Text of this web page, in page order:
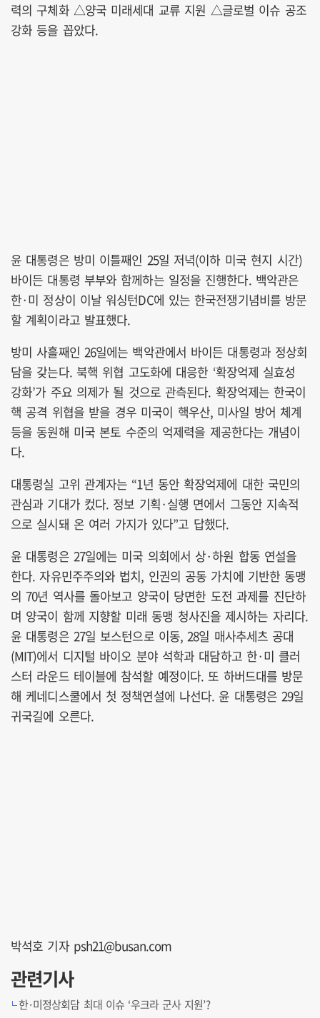
력의 구체화 △양국 미래세대 교류 지원 △글로벌 이슈 공조
강화 등을 꼽았다.
윤 대통령은 방미 이틀째인 25일 저녁(이하 미국 현지 시간)
바이든 대통령 부부와 함께하는 일정을 진행한다. 백악관은
한·미 정상이 이날 워싱턴DC에 있는 한국전쟁기념비를 방문
할 계획이라고 발표했다.
방미 사흘째인 26일에는 백악관에서 바이든 대통령과 정상회
담을 갖는다. 북핵 위협 고도화에 대응한 ‘확장억제 실효성
강화’가 주요 의제가 될 것으로 관측된다. 확장억제는 한국이
핵 공격 위협을 받을 경우 미국이 핵우산, 미사일 방어 체계
등을 동원해 미국 본토 수준의 억제력을 제공한다는 개념이
다.
대통령실 고위 관계자는 “1년 동안 확장억제에 대한 국민의
관심과 기대가 컸다. 정보 기획·실행 면에서 그동안 지속적
으로 실시돼 온 여러 가지가 있다”고 답했다.
윤 대통령은 27일에는 미국 의회에서 상·하원 합동 연설을
한다. 자유민주주의와 법치, 인권의 공동 가치에 기반한 동맹
의 70년 역사를 돌아보고 양국이 당면한 도전 과제를 진단하
며 양국이 함께 지향할 미래 동맹 청사진을 제시하는 자리다.
윤 대통령은 27일 보스턴으로 이동, 28일 매사추세츠 공대
(MIT)에서 디지털 바이오 분야 석학과 대담하고 한·미 클러
스터 라운드 테이블에 참석할 예정이다. 또 하버드대를 방문
해 케네디스쿨에서 첫 정책연설에 나선다. 윤 대통령은 29일
귀국길에 오른다.
박석호 기자 psh21@busan.com
관련기사
한·미정상회담 최대 이슈 ‘우크라 군사 지원’?